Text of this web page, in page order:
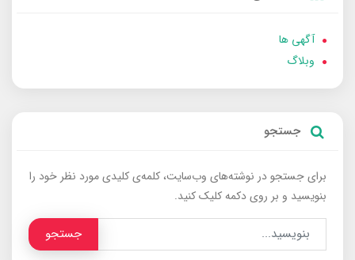
آگهی ها
وبلاگ
جستجو
برای جستجو در نوشته‌های وب‌سایت، کلمه‌ی کلیدی مورد نظر خود را
بنویسید و بر روی دکمه کلیک کنید.
جستجو